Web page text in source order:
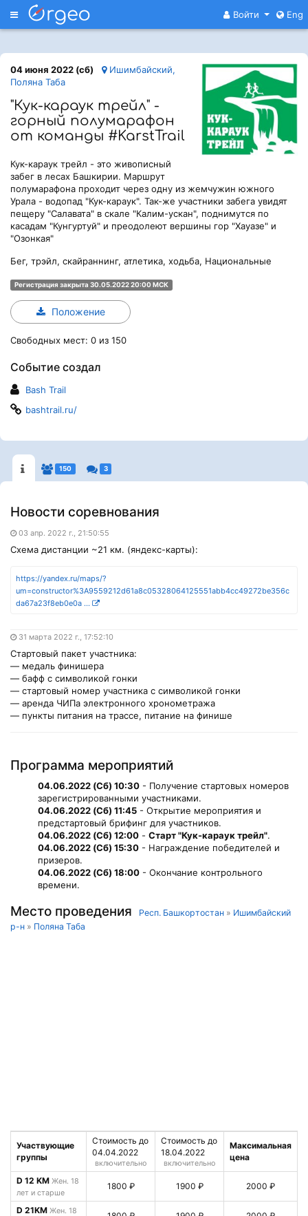
Меню Войти Eng
04 июня 2022 (сб)
Ишимбайский,
Поляна Таба
"Кук-караук трейл" -
горный полумарафон
от команды #KarstTrail
Кук-караук трейл - это живописный
забег в лесах Башкирии. Маршрут
полумарафона проходит через одну из жемчужин южного
Урала - водопад "Кук-караук". Так-же участники забега увидят
пещеру "Салавата" в скале "Калим-ускан", поднимутся по
касадам "Кунгуртуй" и преодолеют вершины гор "Хауазе" и
"Озонкая"
Бег, трэйл, скайраннинг, атлетика, ходьба, Национальные
Регистрация закрыта 30.05.2022 20:00 МСК
Положение
Свободных мест: 0 из 150
Событие создал
Bash Trail
bashtrail.ru/
150 3
Новости соревнования
03 апр. 2022 г., 21:50:55
Схема дистанции ~21 км. (яндекс-карты):
https://yandex.ru/maps/?
um=constructor%3A9559212d61a8c05328064125551abb4cc49272be356c
da67a23f8eb0e0a ...
31 марта 2022 г., 17:52:10
Стартовый пакет участника:
— медаль финишера
— бафф с символикой гонки
— стартовый номер участника с символикой гонки
— аренда ЧИПа электронного хронометража
— пункты питания на трассе, питание на финише
Программа мероприятий
04.06.2022 (Сб) 10:30 - Получение стартовых номеров
зарегистрированными участниками.
04.06.2022 (Сб) 11:45 - Открытие мероприятия и
предстартовый брифинг для участников.
04.06.2022 (Сб) 12:00 - Старт "Кук-караук трейл".
04.06.2022 (Сб) 15:30 - Награждение победителей и
призеров.
04.06.2022 (Сб) 18:00 - Окончание контрольного
времени.
Место проведения Респ. Башкортостан » Ишимбайский
р-н » Поляна Таба
Участвующие
группы
Стоимость до
04.04.2022
включительно
Стоимость до
18.04.2022
включительно
Максимальная
цена
D 12 KM Жен. 18
лет и старше
1800 ₽ 1900 ₽ 2000 ₽
D 21KM Жен. 18